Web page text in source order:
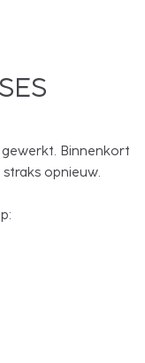
Binnenkort
opnieuw.